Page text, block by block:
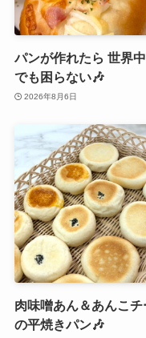
パンが作れたら 世界
でも困らない🎶
2026年8月6日
肉味噌あん＆あんこチ
の平焼きパン🎶